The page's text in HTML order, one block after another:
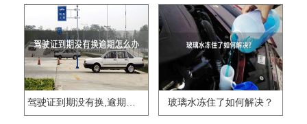
驾驶证到期没有换,逾期怎么办?? 玻璃水冻住了如何解决？